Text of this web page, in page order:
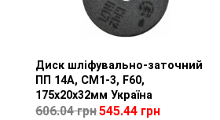
Перегляд товару
Диск шліфувально-заточний
ПП 14А, СМ1-3, F60,
175х20х32мм Україна
606.04 грн545.44 грн